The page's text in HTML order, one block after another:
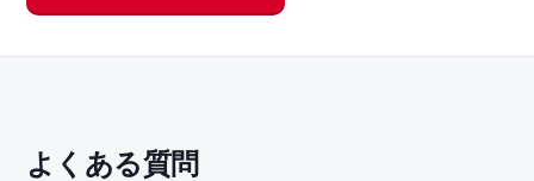
よくある質問